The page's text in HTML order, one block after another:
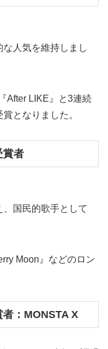
人気を維持しまし
After LIKE』と3連続
となりました。
賞者
、国民的歌手として
Moon』などのロン
：MONSTA X